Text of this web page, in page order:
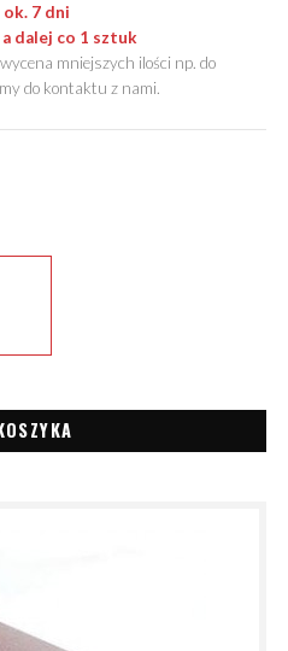
ok. 7 dni
dalej co 1 sztuk
mniejszych ilości np. do
do kontaktu z nami.